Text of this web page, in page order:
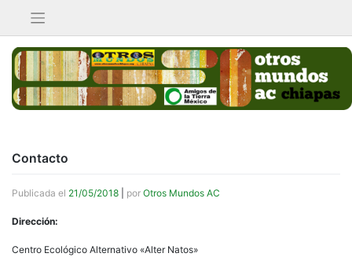
contenido
Contacto
Publicada el 21/05/2018 por Otros Mundos AC
Dirección:
Centro Ecológico Alternativo «Alter Natos»